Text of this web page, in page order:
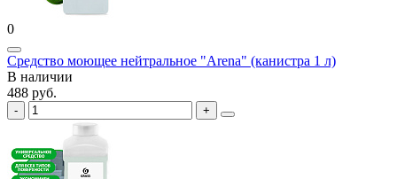
0
Средство моющее нейтральное "Arena" (канистра 1 л)
В наличии
488 руб.